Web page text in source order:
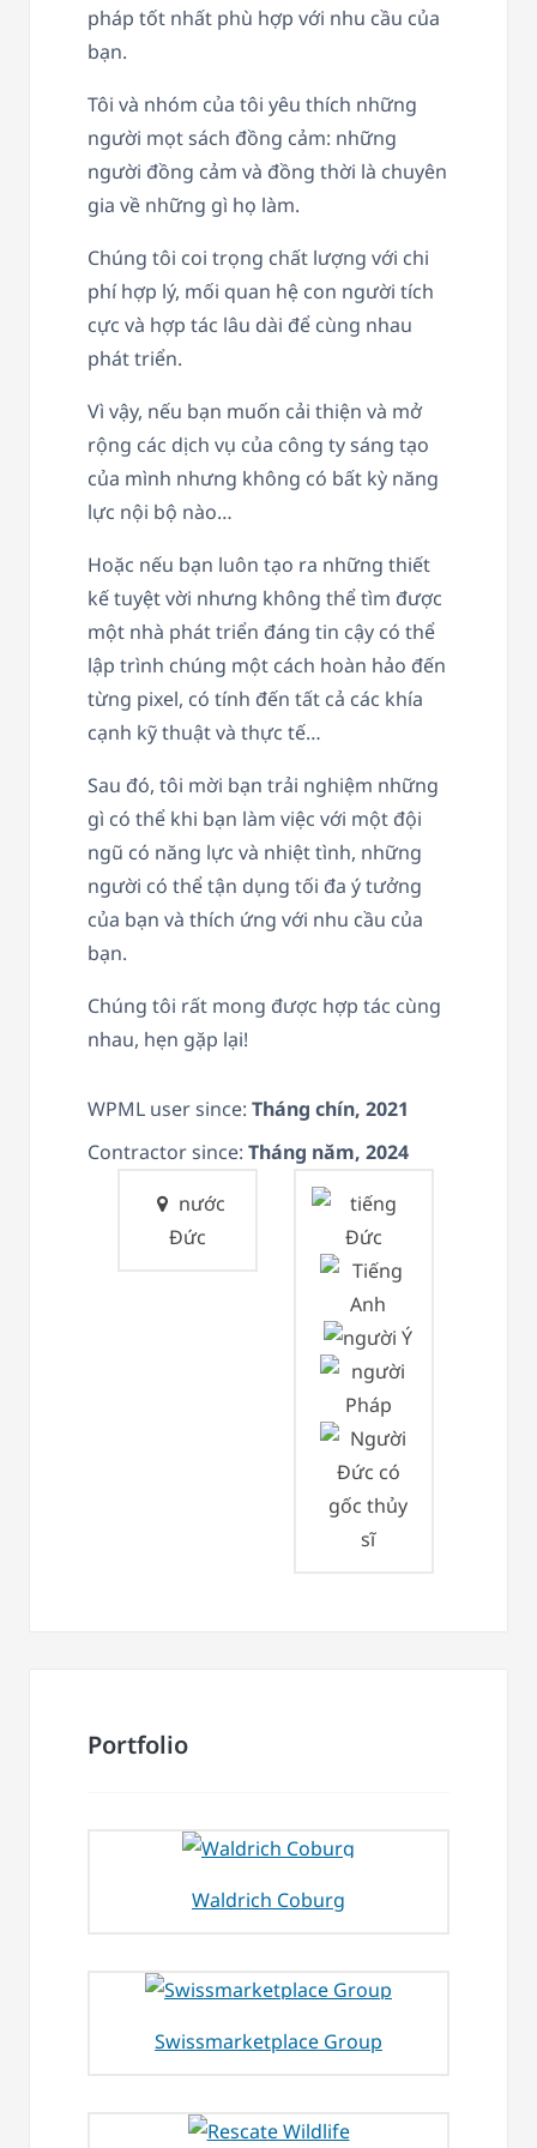
pháp tốt nhất phù hợp với nhu cầu của
bạn.
Tôi và nhóm của tôi yêu thích những
người mọt sách đồng cảm: những
người đồng cảm và đồng thời là chuyên
gia về những gì họ làm.
Chúng tôi coi trọng chất lượng với chi
phí hợp lý, mối quan hệ con người tích
cực và hợp tác lâu dài để cùng nhau
phát triển.
Vì vậy, nếu bạn muốn cải thiện và mở
rộng các dịch vụ của công ty sáng tạo
của mình nhưng không có bất kỳ năng
lực nội bộ nào…
Hoặc nếu bạn luôn tạo ra những thiết
kế tuyệt vời nhưng không thể tìm được
một nhà phát triển đáng tin cậy có thể
lập trình chúng một cách hoàn hảo đến
từng pixel, có tính đến tất cả các khía
cạnh kỹ thuật và thực tế…
Sau đó, tôi mời bạn trải nghiệm những
gì có thể khi bạn làm việc với một đội
ngũ có năng lực và nhiệt tình, những
người có thể tận dụng tối đa ý tưởng
của bạn và thích ứng với nhu cầu của
bạn.
Chúng tôi rất mong được hợp tác cùng
nhau, hẹn gặp lại!
WPML user since: Tháng chín, 2021
Contractor since: Tháng năm, 2024
nước
Đức
Portfolio
Waldrich Coburg
Swissmarketplace Group